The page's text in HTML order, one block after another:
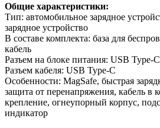
Общие характеристики:
Тип: автомобильное зарядное
зарядное устройство
В составе комплекта: база для
кабель
Разъем на блоке питания: USB Type-C
Разъем кабеля: USB Type-C
Особенности: MagSafe, быстрая
защита от перенапряжения, кабель в
крепление, огнеупорный корпус,
индикатор